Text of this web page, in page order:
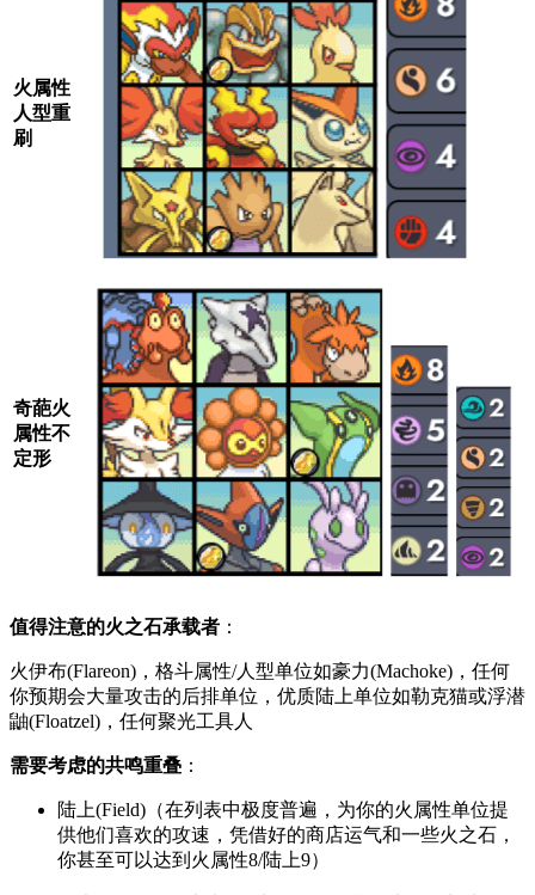
火属性
人型重
刷
奇葩火
属性不
定形
值得注意的火之石承载者 ：
火伊布(Flareon)，格斗属性/人型单位如豪力(Machoke)，任何
你预期会大量攻击的后排单位，优质陆上单位如勒克猫或浮潜
鼬(Floatzel)，任何聚光工具人
需要考虑的共鸣重叠 ：
陆上(Field)（在列表中极度普遍，为你的火属性单位提
供他们喜欢的攻速，凭借好的商店运气和一些火之石，
你甚至可以达到火属性8/陆上9）